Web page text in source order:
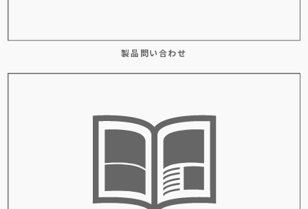
製品問い合わせ